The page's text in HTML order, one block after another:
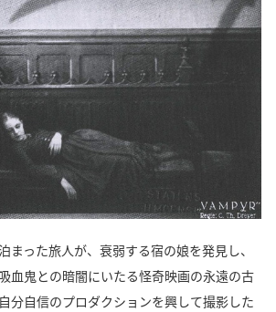
まった旅人が、衰弱する宿の娘を発見し、
血鬼との暗闇にいたる怪奇映画の永遠の古
分自信のプロダクションを興して撮影した